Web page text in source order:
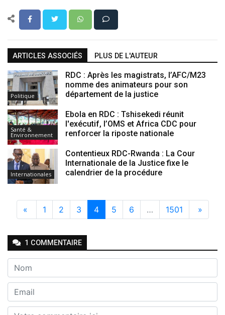
ARTICLES ASSOCIÉS PLUS DE L'AUTEUR
Politique
RDC : Après les magistrats, l’AFC/M23
nomme des animateurs pour son
département de la justice
Santé &
Environnement
Ebola en RDC : Tshisekedi réunit
l'exécutif, l’OMS et Africa CDC pour
renforcer la riposte nationale
Internationales
Contentieux RDC-Rwanda : La Cour
Internationale de la Justice fixe le
calendrier de la procédure
« 1 2 3 4 5 6 … 1501 »
1 COMMENTAIRE